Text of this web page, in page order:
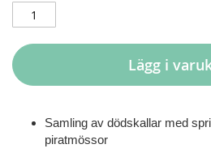
Lägg i
Samling av dödskallar med
piratmössor